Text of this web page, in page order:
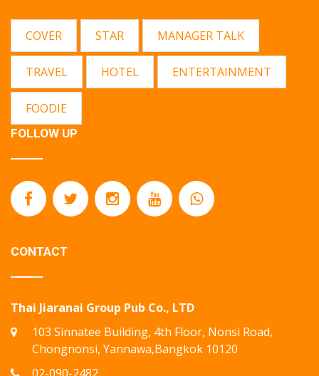
COVER STAR MANAGER TALK
TRAVEL HOTEL ENTERTAINMENT
FOODIE
FOLLOW UP
CONTACT
Thai Jiaranai Group Pub Co., LTD
103 Sinnatee Building, 4th Floor, Nonsi Road,
Chongnonsi, Yannawa,Bangkok 10120